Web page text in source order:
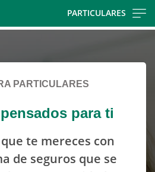
PARTICULARES
PARTICULARES
para ti
te mereces con
de seguros que se